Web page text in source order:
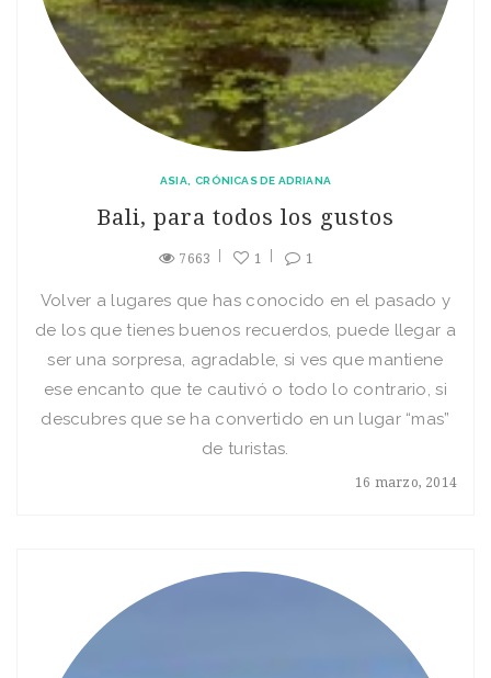
ASIA CRÓNICAS DE ADRIANA
Bali, para todos los gustos
7663 1 1
16 marzo, 2014
Volver a lugares que has conocido en el pasado y
de los que tienes buenos recuerdos, puede llegar a
ser una sorpresa, agradable, si ves que mantiene
ese encanto que te cautivó o todo lo contrario, si
descubres que se ha convertido en un lugar “mas”
de turistas.